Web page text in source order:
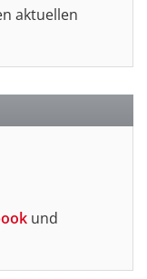
aktuellen
und